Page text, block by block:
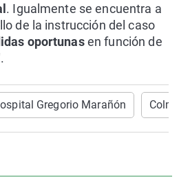
. Igualmente se encuentra a
de la instrucción del caso
oportunasen función de
Gregorio Marañón